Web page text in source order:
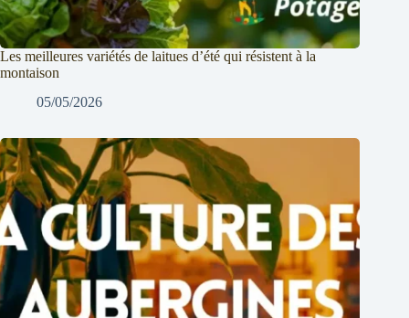
Les meilleures variétés de laitues d’été qui résistent à la
montaison
05/05/2026